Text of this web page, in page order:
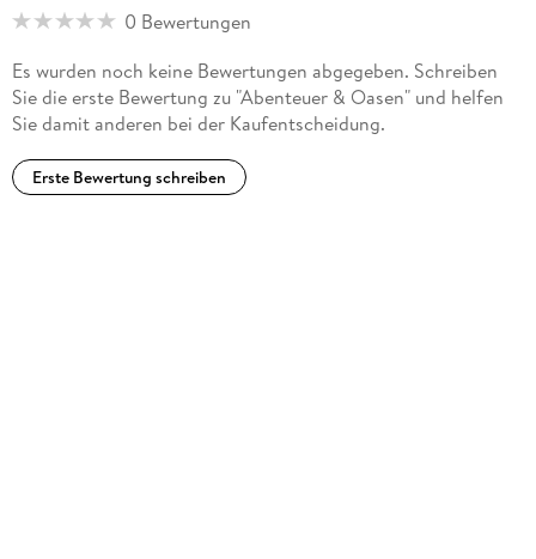
0 Bewertungen
Es wurden noch keine Bewertungen abgegeben. Schreiben
Sie die erste Bewertung zu "Abenteuer & Oasen" und helfen
Sie damit anderen bei der Kaufentscheidung.
Erste Bewertung schreiben